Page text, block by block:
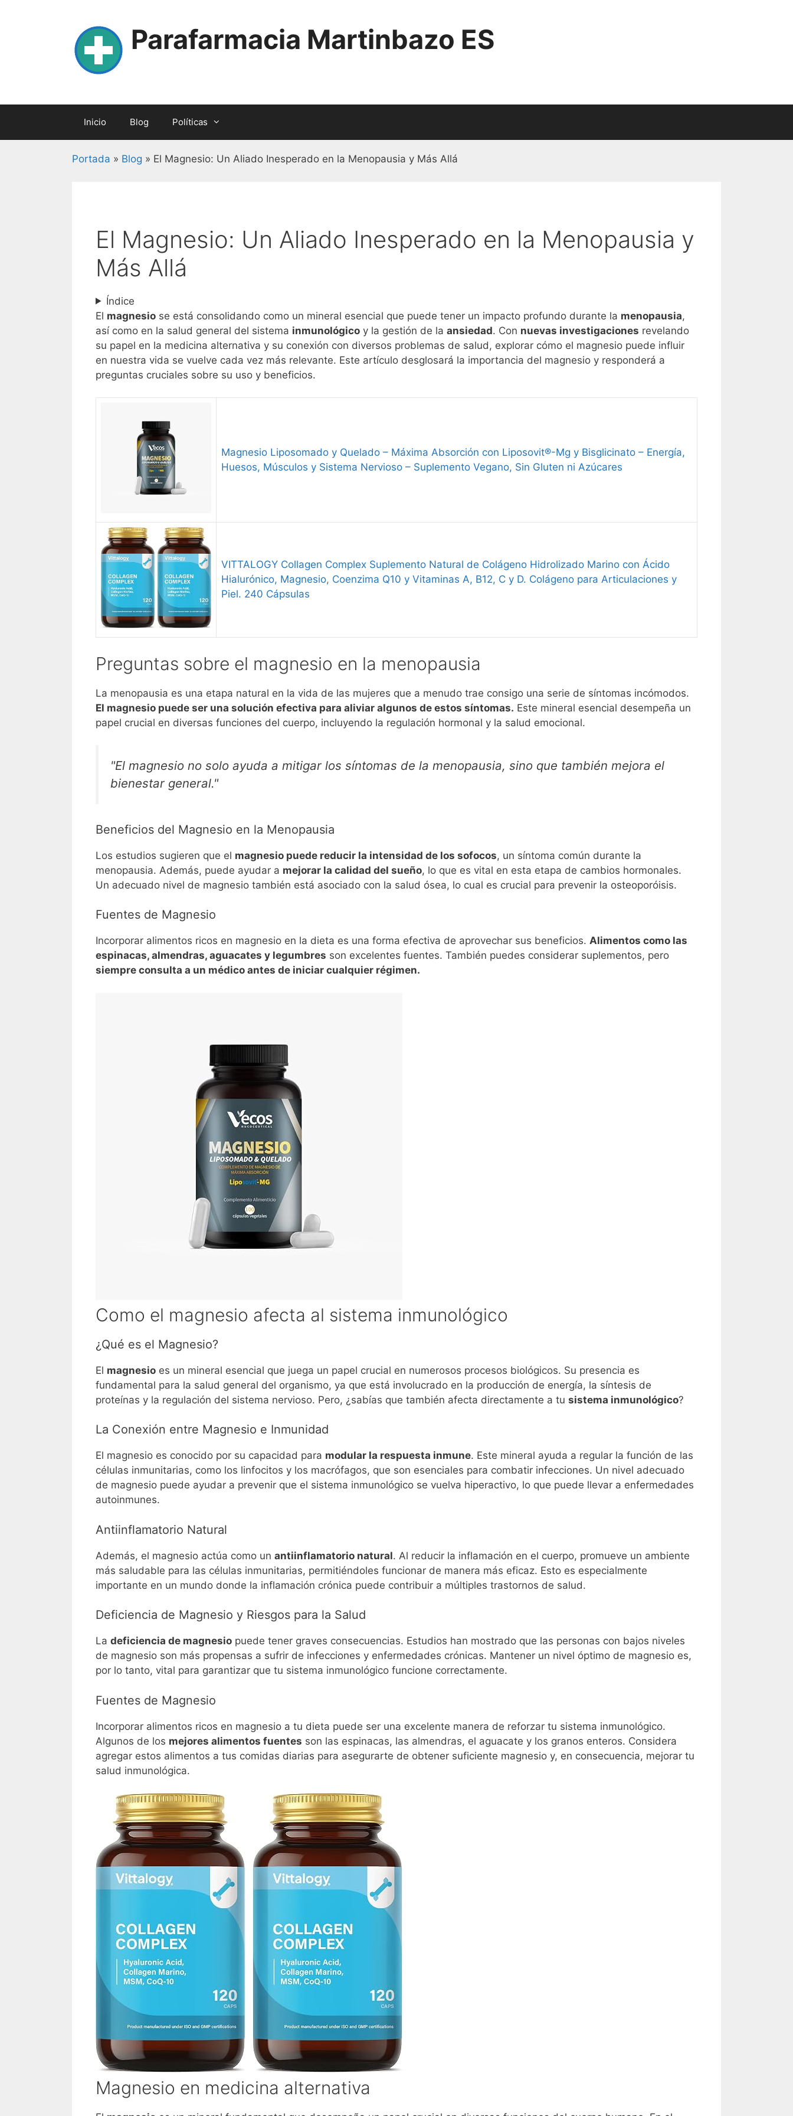
Parafarmacia Martinbazo ES
Inicio Blog Políticas
Portada » Blog » El Magnesio: Un Aliado Inesperado en la Menopausia y Más Allá
El Magnesio: Un Aliado Inesperado en la Menopausia y
Más Allá
Índice
El magnesio se está consolidando como un mineral esencial que puede tener un impacto profundo durante la menopausia,
así como en la salud general del sistema inmunológico y la gestión de la ansiedad. Con nuevas investigaciones revelando
su papel en la medicina alternativa y su conexión con diversos problemas de salud, explorar cómo el magnesio puede influir
en nuestra vida se vuelve cada vez más relevante. Este artículo desglosará la importancia del magnesio y responderá a
preguntas cruciales sobre su uso y beneficios.
Magnesio Liposomado y Quelado – Máxima Absorción con Liposovit®-Mg y Bisglicinato – Energía,
Huesos, Músculos y Sistema Nervioso – Suplemento Vegano, Sin Gluten ni Azúcares
VITTALOGY Collagen Complex Suplemento Natural de Colágeno Hidrolizado Marino con Ácido
Hialurónico, Magnesio, Coenzima Q10 y Vitaminas A, B12, C y D. Colágeno para Articulaciones y
Piel. 240 Cápsulas
Preguntas sobre el magnesio en la menopausia
La menopausia es una etapa natural en la vida de las mujeres que a menudo trae consigo una serie de síntomas incómodos.
El magnesio puede ser una solución efectiva para aliviar algunos de estos síntomas. Este mineral esencial desempeña un
papel crucial en diversas funciones del cuerpo, incluyendo la regulación hormonal y la salud emocional.
"El magnesio no solo ayuda a mitigar los síntomas de la menopausia, sino que también mejora el
bienestar general."
Beneficios del Magnesio en la Menopausia
Los estudios sugieren que el magnesio puede reducir la intensidad de los sofocos, un síntoma común durante la
menopausia. Además, puede ayudar a mejorar la calidad del sueño, lo que es vital en esta etapa de cambios hormonales.
Un adecuado nivel de magnesio también está asociado con la salud ósea, lo cual es crucial para prevenir la osteoporóisis.
Fuentes de Magnesio
Incorporar alimentos ricos en magnesio en la dieta es una forma efectiva de aprovechar sus beneficios. Alimentos como las
espinacas, almendras, aguacates y legumbres son excelentes fuentes. También puedes considerar suplementos, pero
siempre consulta a un médico antes de iniciar cualquier régimen.
Como el magnesio afecta al sistema inmunológico
¿Qué es el Magnesio?
El magnesio es un mineral esencial que juega un papel crucial en numerosos procesos biológicos. Su presencia es
fundamental para la salud general del organismo, ya que está involucrado en la producción de energía, la síntesis de
proteínas y la regulación del sistema nervioso. Pero, ¿sabías que también afecta directamente a tu sistema inmunológico?
La Conexión entre Magnesio e Inmunidad
El magnesio es conocido por su capacidad para modular la respuesta inmune. Este mineral ayuda a regular la función de las
células inmunitarias, como los linfocitos y los macrófagos, que son esenciales para combatir infecciones. Un nivel adecuado
de magnesio puede ayudar a prevenir que el sistema inmunológico se vuelva hiperactivo, lo que puede llevar a enfermedades
autoinmunes.
Antiinflamatorio Natural
Además, el magnesio actúa como un antiinflamatorio natural. Al reducir la inflamación en el cuerpo, promueve un ambiente
más saludable para las células inmunitarias, permitiéndoles funcionar de manera más eficaz. Esto es especialmente
importante en un mundo donde la inflamación crónica puede contribuir a múltiples trastornos de salud.
Deficiencia de Magnesio y Riesgos para la Salud
La deficiencia de magnesio puede tener graves consecuencias. Estudios han mostrado que las personas con bajos niveles
de magnesio son más propensas a sufrir de infecciones y enfermedades crónicas. Mantener un nivel óptimo de magnesio es,
por lo tanto, vital para garantizar que tu sistema inmunológico funcione correctamente.
Fuentes de Magnesio
Incorporar alimentos ricos en magnesio a tu dieta puede ser una excelente manera de reforzar tu sistema inmunológico.
Algunos de los mejores alimentos fuentes son las espinacas, las almendras, el aguacate y los granos enteros. Considera
agregar estos alimentos a tus comidas diarias para asegurarte de obtener suficiente magnesio y, en consecuencia, mejorar tu
salud inmunológica.
Magnesio en medicina alternativa